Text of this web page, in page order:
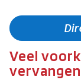
Veel